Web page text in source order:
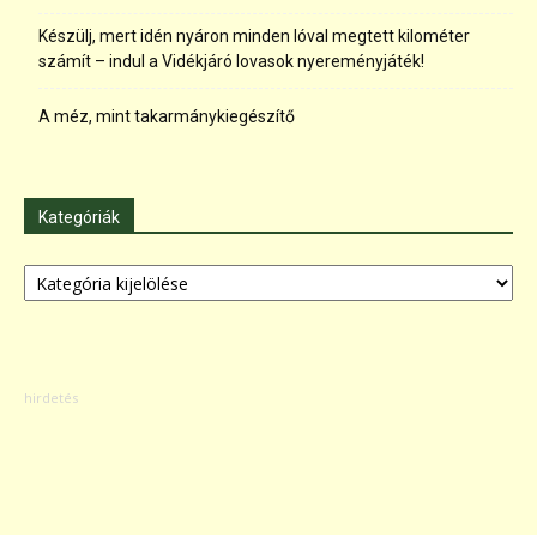
Készülj, mert idén nyáron minden lóval megtett kilométer
számít – indul a Vidékjáró lovasok nyereményjáték!
A méz, mint takarmánykiegészítő
Kategóriák
Kategóriák